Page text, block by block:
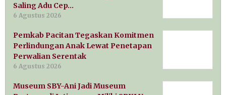
Saling Adu Cep…
6 Agustus 2026
Pemkab Pacitan Tegaskan Komitmen
Perlindungan Anak Lewat Penetapan
Perwalian Serentak
6 Agustus 2026
Museum SBY-Ani Jadi Museum